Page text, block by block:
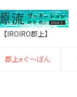
IROIRO郡上】
郡上eぐ〜ぽん